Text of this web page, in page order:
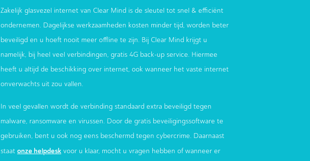
Zakelijk glasvezel internet van Clear Mind is de sleutel tot snel & efficiënt
ondernemen. Dagelijkse werkzaamheden kosten minder tijd, worden beter
beveiligd en u hoeft nooit meer offline te zijn. Bij Clear Mind krijgt u
namelijk, bij heel veel verbindingen, gratis 4G back-up service. Hiermee
heeft u altijd de beschikking over internet, ook wanneer het vaste internet
onverwachts uit zou vallen.
In veel gevallen wordt de verbinding standaard extra beveiligd tegen
malware, ransomware en virussen. Door de gratis beveiligingssoftware te
gebruiken, bent u ook nog eens beschermd tegen cybercrime. Daarnaast
staat onze helpdesk voor u klaar, mocht u vragen hebben of wanneer er